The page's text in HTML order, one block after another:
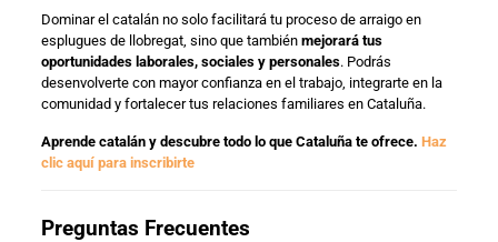
Dominar el catalán no solo facilitará tu proceso de arraigo en
esplugues de llobregat, sino que también mejorará tus
oportunidades laborales, sociales y personales. Podrás
desenvolverte con mayor confianza en el trabajo, integrarte en la
comunidad y fortalecer tus relaciones familiares en Cataluña.
Aprende catalán y descubre todo lo que Cataluña te ofrece. Haz
clic aquí para inscribirte
Preguntas Frecuentes